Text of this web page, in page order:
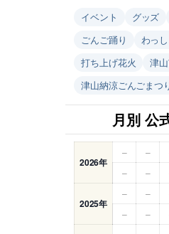
イベント グッズ
ごんご踊り
わっ
打ち上げ花火
津
津山納涼ごんごまつ
月別 公
2026年
– –
–
–
2025年
– –
–
–